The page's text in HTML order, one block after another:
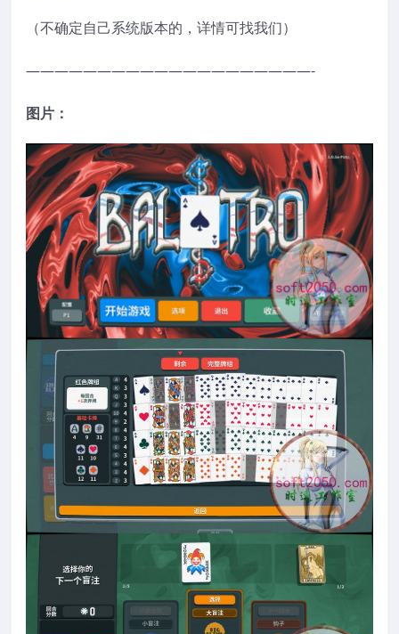
（不确定自己系统版本的，详情可找我们）
————————————————————-
图片：